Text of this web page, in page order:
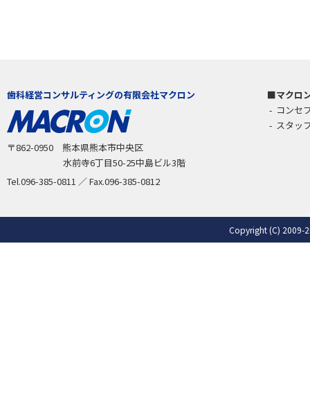
歯科経営コンサルティングの有限会社マクロン
〒862-0950 熊本県熊本市中央区
水前寺6丁目50-25中島ビル3階
Tel.096-385-0811 ／ Fax.096-385-0812
マクロ
コンセ
スタッ
Copyright (C) 2009-